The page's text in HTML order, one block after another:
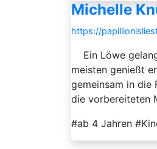
Michelle
https://
Ein Löwe
meisten genießt
gemeinsam in
die vorbereiteten
#ab 4 Jahren